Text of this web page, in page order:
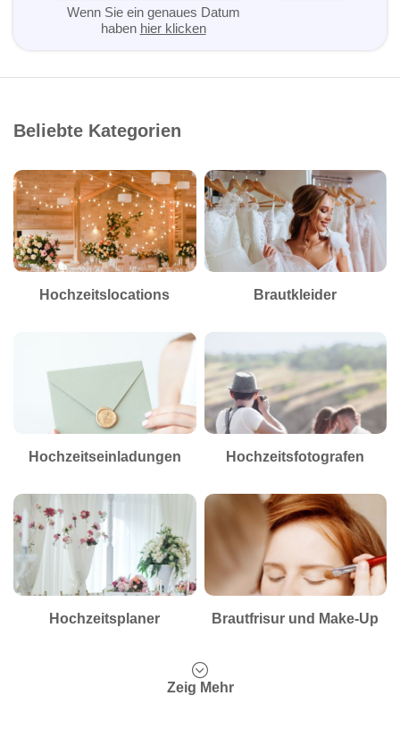
Wenn Sie ein genaues Datum
haben hier klicken
Beliebte Kategorien
Hochzeitslocations Brautkleider
Hochzeitseinladungen Hochzeitsfotografen
Hochzeitsplaner Brautfrisur und Make-Up
Zeig Mehr